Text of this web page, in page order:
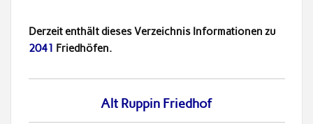
Derzeit enthält dieses Verzeichnis Informationen zu
2041 Friedhöfen.
Alt Ruppin Friedhof